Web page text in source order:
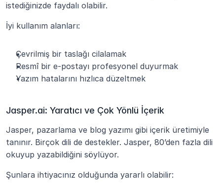
istediğinizde faydalı olabilir.
İyi kullanım alanları:
Çevrilmiş bir taslağı cilalamak
Resmî bir e-postayı profesyonel duyurmak
Yazım hatalarını hızlıca düzeltmek
Jasper.ai: Yaratıcı ve Çok Yönlü İçerik
Jasper, pazarlama ve blog yazımı gibi içerik üretimiyle
tanınır. Birçok dili de destekler. Jasper, 80’den fazla dili
okuyup yazabildiğini söylüyor.
Şunlara ihtiyacınız olduğunda yararlı olabilir: